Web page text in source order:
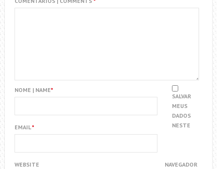
NOME | NAME*
EMAIL*
WEBSITE
SALVAR
MEUS
DADOS
NESTE
NAVEGADOR